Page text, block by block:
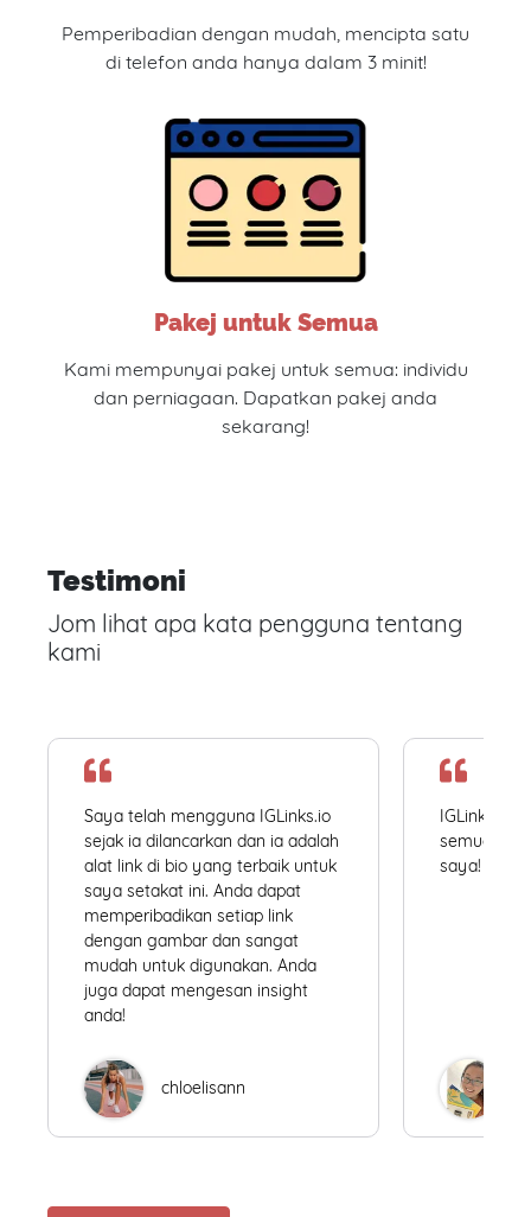
Pemperibadian dengan mudah, mencipta satu
di telefon anda hanya dalam 3 minit!
Pakej untuk Semua
Kami mempunyai pakej untuk semua: individu
dan perniagaan. Dapatkan pakej anda
sekarang!
Testimoni
Jom lihat apa kata pengguna tentang
kami
Saya telah mengguna IGLinks.io
sejak ia dilancarkan dan ia adalah
alat link di bio yang terbaik untuk
saya setakat ini. Anda dapat
memperibadikan setiap link
dengan gambar dan sangat
mudah untuk digunakan. Anda
juga dapat mengesan insight
anda!
chloelisann
IGLinks.io
semua
saya!